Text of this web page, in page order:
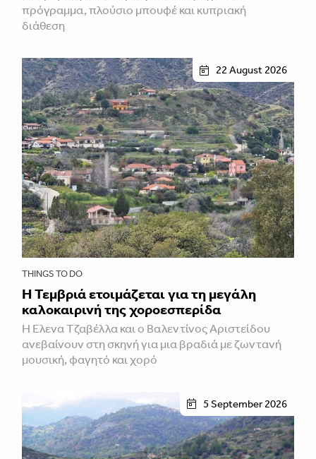
πρόγραμμα, πλούσιο μπουφέ και κυπριακή
διάθεση
22 August 2026
THINGS TO DO
Η Τεμβριά ετοιμάζεται για τη μεγάλη
καλοκαιρινή της χοροεσπερίδα
Η Έλενα Τζαβέλλα και ο Βαλεντίνος Αριστείδου
ανεβαίνουν στη σκηνή για μια βραδιά με ζωντανή
μουσική, φαγητό και χορό
5 September 2026